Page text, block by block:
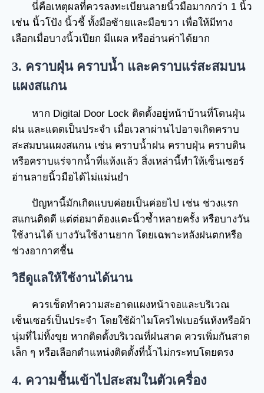
นี่คือเหตุผลที่ควรลงทะเบียนลายนิ้วมือมากกว่า 1 นิ้ว
เช่น นิ้วโป้ง นิ้วชี้ ทั้งมือซ้ายและมือขวา เพื่อให้มีทาง
เลือกเมื่อบางนิ้วเปียก มีแผล หรืออ่านค่าได้ยาก
3. คราบฝุ่น คราบน้ำ และคราบแร่สะสมบน
แผงสแกน
หาก Digital Door Lock ติดตั้งอยู่หน้าบ้านที่โดนฝุ่น
ฝน และแดดเป็นประจำ เมื่อเวลาผ่านไปอาจเกิดคราบ
สะสมบนแผงสแกน เช่น คราบน้ำฝน คราบฝุ่น คราบดิน
หรือคราบแร่จากน้ำที่แห้งแล้ว สิ่งเหล่านี้ทำให้เซ็นเซอร์
อ่านลายนิ้วมือได้ไม่แม่นยำ
ปัญหานี้มักเกิดแบบค่อยเป็นค่อยไป เช่น ช่วงแรก
สแกนติดดี แต่ต่อมาต้องแตะนิ้วซ้ำหลายครั้ง หรือบางวัน
ใช้งานได้ บางวันใช้งานยาก โดยเฉพาะหลังฝนตกหรือ
ช่วงอากาศชื้น
วิธีดูแลให้ใช้งานได้นาน
ควรเช็ดทำความสะอาดแผงหน้าจอและบริเวณ
เซ็นเซอร์เป็นประจำ โดยใช้ผ้าไมโครไฟเบอร์แห้งหรือผ้า
นุ่มที่ไม่ทิ้งขุย หากติดตั้งบริเวณที่ฝนสาด ควรเพิ่มกันสาด
เล็ก ๆ หรือเลือกตำแหน่งติดตั้งที่น้ำไม่กระทบโดยตรง
4. ความชื้นเข้าไปสะสมในตัวเครื่อง